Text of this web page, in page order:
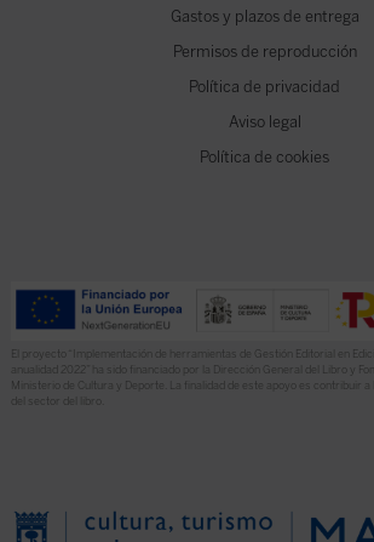
Gastos y plazos de entrega
Permisos de reproducción
Política de privacidad
Aviso legal
Política de cookies
El proyecto “Implementación de herramientas de Gestión Editorial en
anualidad 2022” ha sido financiado por la Dirección General del Libro y
Ministerio de Cultura y Deporte. La finalidad de este apoyo es contribuir a
del sector del libro.